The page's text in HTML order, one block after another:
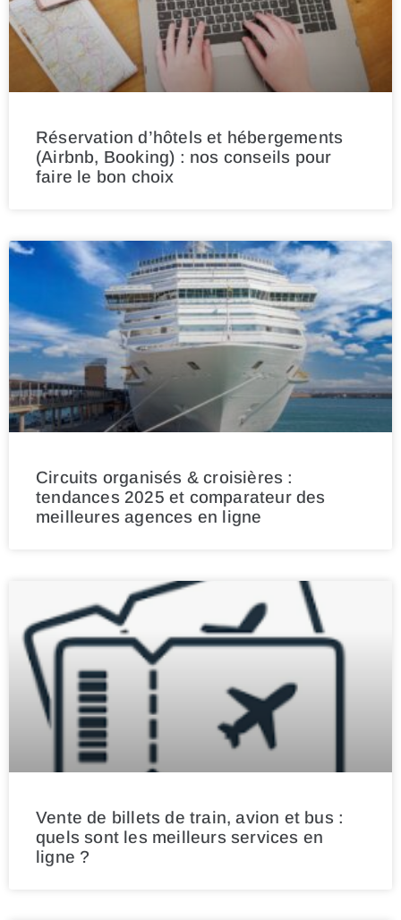
Réservation d’hôtels et hébergements
(Airbnb, Booking) : nos conseils pour
faire le bon choix
Circuits organisés & croisières :
tendances 2025 et comparateur des
meilleures agences en ligne
Vente de billets de train, avion et bus :
quels sont les meilleurs services en
ligne ?